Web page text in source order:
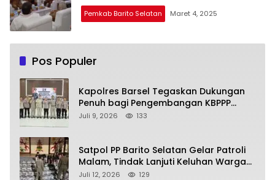
Pemkab Barito Selatan Maret 4, 2025
Pos Populer
Kapolres Barsel Tegaskan Dukungan
Penuh bagi Pengembangan KBPPP
Kalimantan Tengah
Juli 9, 2026 133
Satpol PP Barito Selatan Gelar Patroli
Malam, Tindak Lanjuti Keluhan Warga
soal Balap Liar dan Remaja Nongkrong
Juli 12, 2026 129